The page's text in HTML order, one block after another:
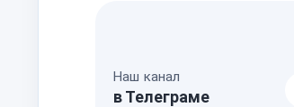
Наш канал
в Телеграме